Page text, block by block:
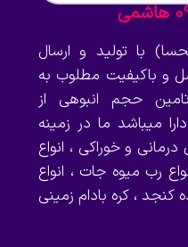
با تولید و ارسال
و باکیفیت مطلوب به
حجم انبوهی از
میباشد ما در زمینه
و خوراکی ، انواع
رب میوه جات ، انواع
، کره بادام زمینی